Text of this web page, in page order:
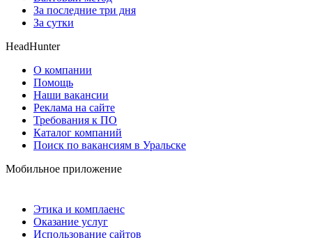
За последние три дня
За сутки
HeadHunter
О компании
Помощь
Наши вакансии
Реклама на сайте
Требования к ПО
Каталог компаний
Поиск по вакансиям в Уральске
Мобильное приложение
Этика и комплаенс
Оказание услуг
Использование сайтов